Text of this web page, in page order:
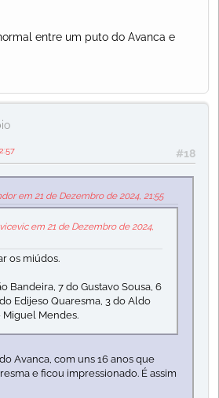
entre um puto do Avanca e
#18
em 21 de Dezembro de 2024, 21:55
em 21 de Dezembro de 2024,
os miúdos.
Bandeira, 7 do Gustavo Sousa, 6
Edijeso Quaresma, 3 do Aldo
Miguel Mendes.
Avanca, com uns 16 anos que
e ficou impressionado. É assim